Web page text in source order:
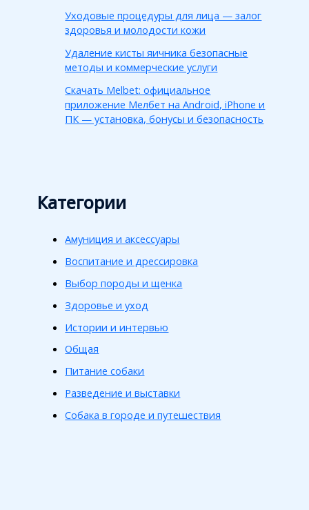
Уходовые процедуры для лица — залог
здоровья и молодости кожи
Удаление кисты яичника безопасные
методы и коммерческие услуги
Скачать Melbet: официальное
приложение Мелбет на Android, iPhone и
ПК — установка, бонусы и безопасность
Категории
Амуниция и аксессуары
Воспитание и дрессировка
Выбор породы и щенка
Здоровье и уход
Истории и интервью
Общая
Питание собаки
Разведение и выставки
Собака в городе и путешествия